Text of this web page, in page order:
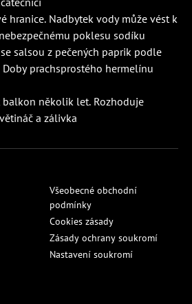
hranice. Nadbytek vody může vést k
poklesu sodíku
salsou z pečených paprik podle
Doby prachsprostého hermelínu
balkon několik let. Rozhoduje
a zálivka
Všeobecné obchodní
podmínky
Cookies zásady
Zásady ochrany soukromí
Nastavení soukromí